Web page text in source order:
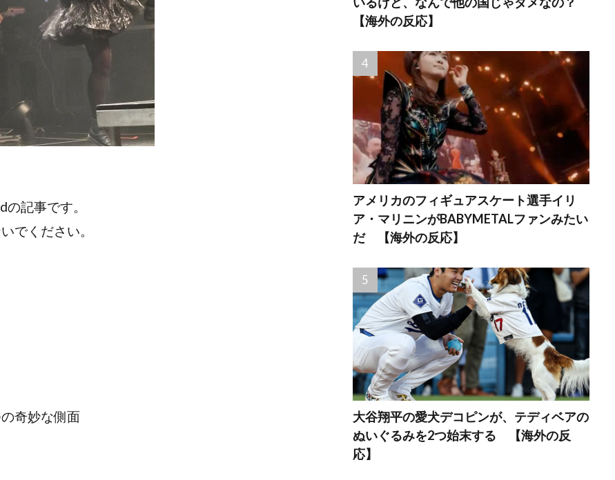
記事です。
でください。
奇妙な側面
【海外の反応】
アメリカのフィギュアスケート選手イリ
ア・マリニンがBABYMETALファンみたい
だ 【海外の反応】
大谷翔平の愛犬デコピンが、テディベアの
ぬいぐるみを2つ始末する 【海外の反
応】